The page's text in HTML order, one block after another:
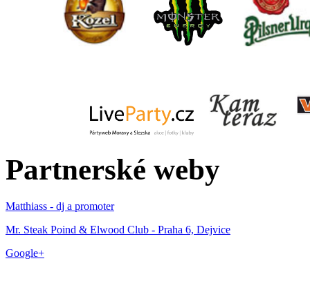
Partnerské weby
Matthiass - dj a promoter
Mr. Steak Poind & Elwood Club - Praha 6, Dejvice
Google+